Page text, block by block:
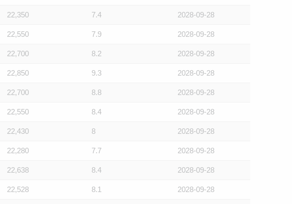
22,350 7.4 2028-09-28
22,550 7.9 2028-09-28
22,700 8.2 2028-09-28
22,850 9.3 2028-09-28
22,700 8.8 2028-09-28
22,550 8.4 2028-09-28
22,430 8 2028-09-28
22,280 7.7 2028-09-28
22,638 8.4 2028-09-28
22,528 8.1 2028-09-28